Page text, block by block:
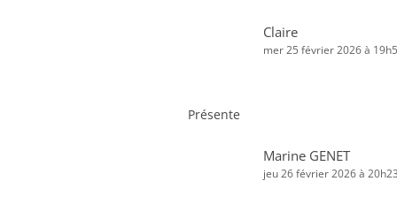
Claire
mer 25 février 2026 à
Présente
Marine GENET
jeu 26 février 2026 à 20h23